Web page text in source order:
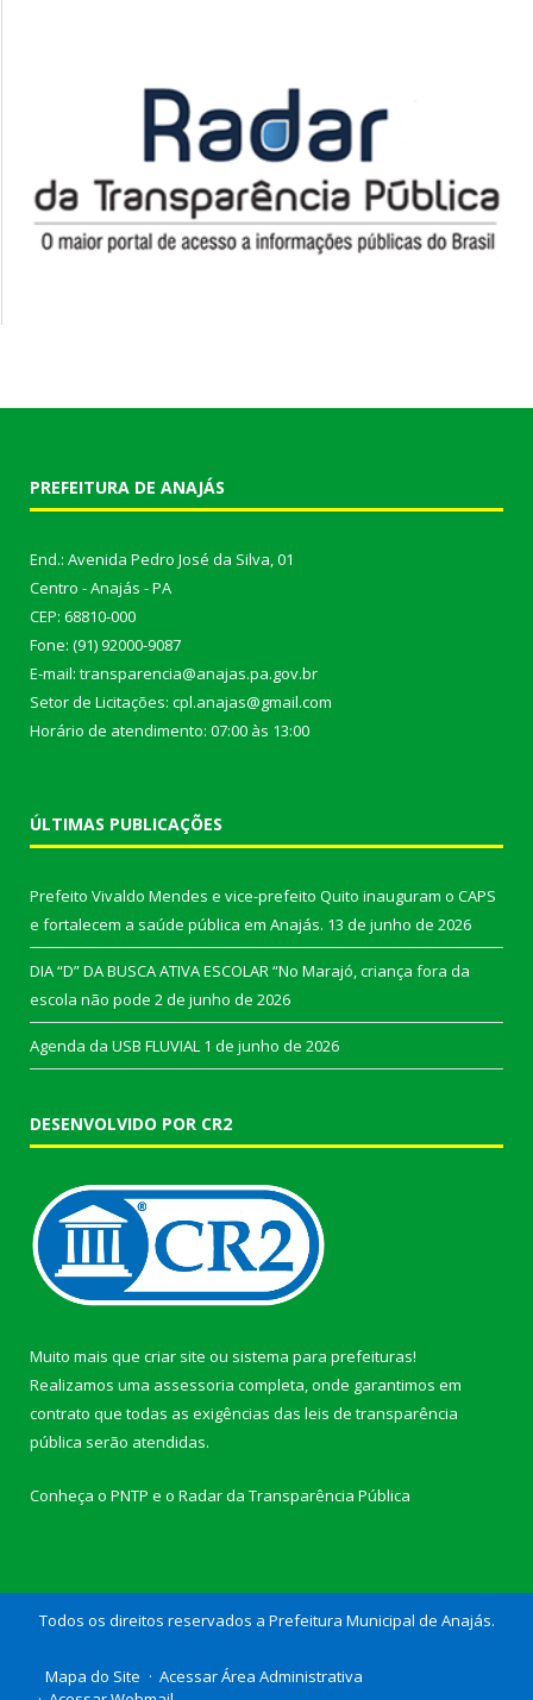
PREFEITURA DE ANAJÁS
End.: Avenida Pedro José da Silva, 01
Centro - Anajás - PA
CEP: 68810-000
Fone: (91) 92000-9087
E-mail: transparencia@anajas.pa.gov.br
Setor de Licitações: cpl.anajas@gmail.com
Horário de atendimento: 07:00 às 13:00
ÚLTIMAS PUBLICAÇÕES
Prefeito Vivaldo Mendes e vice-prefeito Quito inauguram o CAPS
e fortalecem a saúde pública em Anajás. 13 de junho de 2026
DIA “D” DA BUSCA ATIVA ESCOLAR “No Marajó, criança fora da
escola não pode 2 de junho de 2026
Agenda da USB FLUVIAL 1 de junho de 2026
DESENVOLVIDO POR CR2
Muito mais que criar site ou sistema para prefeituras!
Realizamos uma assessoria completa, onde garantimos em
contrato que todas as exigências das leis de transparência
pública serão atendidas.
Conheça o PNTP e o Radar da Transparência Pública
Todos os direitos reservados a Prefeitura Municipal de Anajás.
Mapa do Site
Acessar Área Administrativa